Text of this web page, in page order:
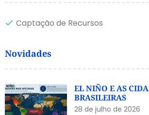
Captação de Recursos
Novidades
EL NIÑO E AS
BRASILEIRAS
28 de julho de 2026